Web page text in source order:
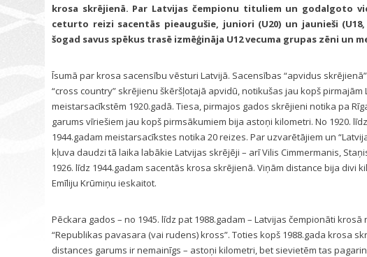
krosa skrējienā. Par Latvijas čempionu tituliem un godalgoto
ceturto reizi sacentās pieaugušie, juniori (U20) un jaunieši (U18,
šogad savus spēkus trasē izmēģināja U12 vecuma grupas zēni un
Īsumā par krosa sacensību vēsturi Latvijā. Sacensības “apvidus
“cross country” skrējienu škēršļotajā apvidū, notikušas jau kopš pirmajām
meistarsacīkstēm 1920.gadā. Tiesa, pirmajos gados skrējieni notika pa
garums vīriešiem jau kopš pirmsākumiem bija astoņi kilometri. No 1920. līdz
1944.gadam meistarsacīkstes notika 20 reizes. Par uzvarētājiem un
kļuva daudzi tā laika labākie Latvijas skrējēji – arī Vilis Cimmermanis,
1926. līdz 1944.gadam sacentās krosa skrējienā. Viņām distance bija
Emīliju Krūmiņu ieskaitot.
Pēckara gados – no 1945. līdz pat 1988.gadam – Latvijas čempionāti
“Republikas pavasara (vai rudens) kross”. Toties kopš 1988.gada krosa
distances garums ir nemainīgs – astoņi kilometri, bet sievietēm tas